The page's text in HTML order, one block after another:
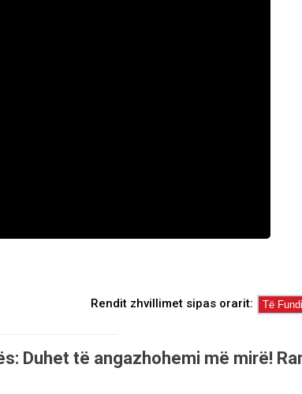
Rendit zhvillimet sipas orarit:
Duhet të angazhohemi më mirë!